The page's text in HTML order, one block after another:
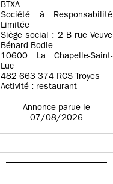
BTXA
Société à Responsabilité
Limitée
Siège social : 2 B rue Veuve
Bénard Bodie
10600 La Chapelle-Saint-
Luc
482 663 374 RCS Troyes
Activité : restaurant
Annonce parue le
07/08/2026